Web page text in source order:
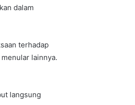
dalam
terhadap
lainnya.
langsung